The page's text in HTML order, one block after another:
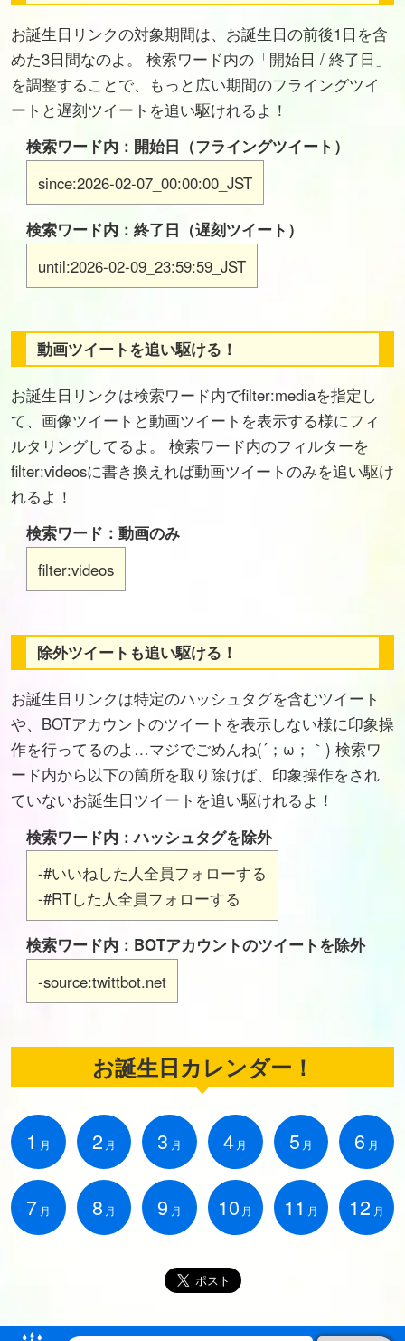
お誕生日リンクの対象期間は、お誕生日の前後1日を含
めた3日間なのよ。 検索ワード内の「開始日 / 終了日」
を調整することで、もっと広い期間のフライングツイ
ートと遅刻ツイートを追い駆けれるよ！
検索ワード内：開始日（フライングツイート）
since:2026-02-07_00:00:00_JST
検索ワード内：終了日（遅刻ツイート）
until:2026-02-09_23:59:59_JST
動画ツイートを追い駆ける！
お誕生日リンクは検索ワード内でfilter:mediaを指定し
て、画像ツイートと動画ツイートを表示する様にフィ
ルタリングしてるよ。 検索ワード内のフィルターを
filter:videosに書き換えれば動画ツイートのみを追い駆け
れるよ！
検索ワード：動画のみ
filter:videos
除外ツイートも追い駆ける！
お誕生日リンクは特定のハッシュタグを含むツイート
や、BOTアカウントのツイートを表示しない様に印象操
作を行ってるのよ…マジでごめんね(´；ω；｀) 検索ワ
ード内から以下の箇所を取り除けば、印象操作をされ
ていないお誕生日ツイートを追い駆けれるよ！
検索ワード内：ハッシュタグを除外
-#いいねした人全員フォローする
-#RTした人全員フォローする
検索ワード内：BOTアカウントのツイートを除外
-source:twittbot.net
お誕生日カレンダー！
1 月 2 月 3 月 4 月 5 月 6 月
7 月 8 月 9 月 10 月 11 月 12 月